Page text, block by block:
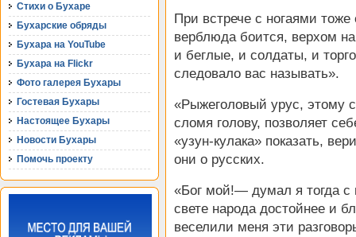
Стихи о Бухаре
Бухарские обряды
Бухара на YouTube
Бухара на Flickr
Фото галерея Бухары
Гостевая Бухары
Настоящее Бухары
Новости Бухары
Помочь проекту
При встрече с ногаями
верблюда боится, верхом
и беглые, и солдаты, и
следовало вас называть».
«Рыжеголовый урус, этому
сломя голову, позволяет
«узун-кулака» показать,
они о русских.
«Бог мой!— думал я тогда с
свете народа достойнее и
веселили меня эти